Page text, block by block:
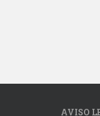
AVISO